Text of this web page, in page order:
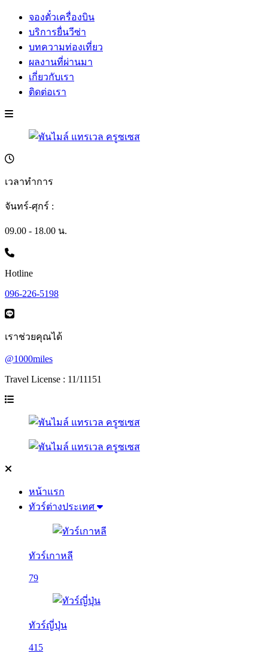
จองตั๋วเครื่องบิน
บริการยื่นวีซ่า
บทความท่องเที่ยว
ผลงานที่ผ่านมา
เกี่ยวกับเรา
ติดต่อเรา
เวลาทำการ
จันทร์-ศุกร์ :
09.00 - 18.00 น.
Hotline
096-226-5198
เราช่วยคุณได้
@1000miles
Travel License : 11/11151
หน้าแรก
ทัวร์ต่างประเทศ
ทัวร์เกาหลี
79
ทัวร์ญี่ปุ่น
415